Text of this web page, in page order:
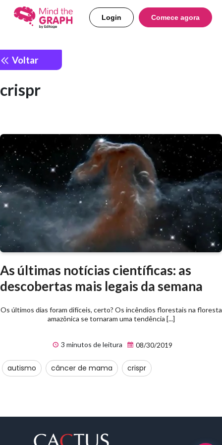
Login Comece agora
Voltar
crispr
As últimas notícias científicas: as
descobertas mais legais da semana
Os últimos dias foram difíceis, certo? Os incêndios florestais na floresta
amazônica se tornaram uma tendência [...]
3 minutos de leitura 08/30/2019
autismo câncer de mama crispr